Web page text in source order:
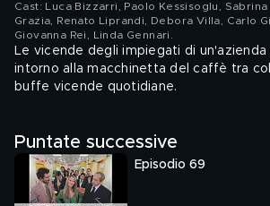
Cast: Luca Bizzarri, Paolo Kessisoglu,
Grazia, Renato Liprandi, Debora Villa, Carlo
Giovanna Rei, Linda Gennari
Le vicende degli impiegati di un'azienda
intorno alla macchinetta del caffè tra
buffe vicende quotidiane.
Puntate successive
Episodio 69